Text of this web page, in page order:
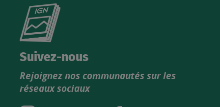
Consultez
catalogue
Suivez-nous
Rejoignez nos communautés sur les
réseaux sociaux